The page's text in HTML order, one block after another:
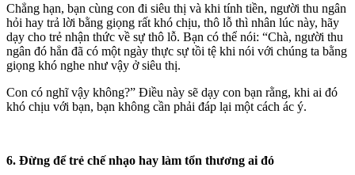
Chẳng hạn, bạn cùng con đi siêu thị và khi tính tiền, người thu ngân
hỏi hay trả lời bằng giọng rất khó chịu, thô lỗ thì nhân lúc này, hãy
dạy cho trẻ nhận thức về sự thô lỗ. Bạn có thể nói: “Chà, người thu
ngân đó hẳn đã có một ngày thực sự tồi tệ khi nói với chúng ta bằng
giọng khó nghe như vậy ở siêu thị.
Con có nghĩ vậy không?” Điều này sẽ dạy con bạn rằng, khi ai đó
khó chịu với bạn, bạn không cần phải đáp lại một cách ác ý.
6. Đừng để trẻ chế nhạo hay làm tổn thương ai đó